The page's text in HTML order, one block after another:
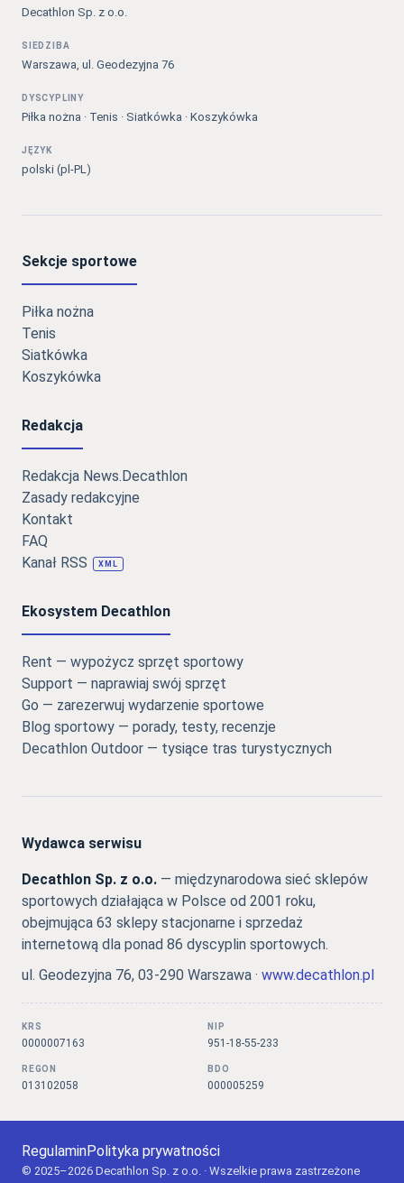
Decathlon Sp. z o.o.
SIEDZIBA
Warszawa, ul. Geodezyjna 76
DYSCYPLINY
Piłka nożna · Tenis · Siatkówka · Koszykówka
JĘZYK
polski (pl-PL)
Sekcje sportowe
Piłka nożna
Tenis
Siatkówka
Koszykówka
Redakcja
Redakcja News.Decathlon
Zasady redakcyjne
Kontakt
FAQ
Kanał RSS
XML
Ekosystem Decathlon
Rent — wypożycz sprzęt sportowy
Support — naprawiaj swój sprzęt
Go — zarezerwuj wydarzenie sportowe
Blog sportowy — porady, testy, recenzje
Decathlon Outdoor — tysiące tras turystycznych
Wydawca serwisu
Decathlon Sp. z o.o. — międzynarodowa sieć sklepów
sportowych działająca w Polsce od 2001 roku,
obejmująca 63 sklepy stacjonarne i sprzedaż
internetową dla ponad 86 dyscyplin sportowych.
ul. Geodezyjna 76, 03-290 Warszawa · www.decathlon.pl
KRS
0000007163
NIP
951-18-55-233
REGON
013102058
BDO
000005259
RegulaminPolityka prywatności
© 2025–2026 Decathlon Sp. z o.o. · Wszelkie prawa zastrzeżone